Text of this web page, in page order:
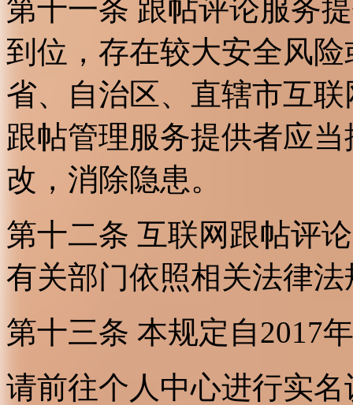
第十一条 跟帖评论服务
到位，存在较大安全风
省、自治区、直辖市互
跟帖管理服务提供者应
改，消除隐患。
第十二条 互联网跟帖评
有关部门依照相关法律
第十三条 本规定自2017
请前往个人中心进行实名